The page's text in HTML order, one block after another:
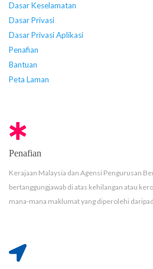
Dasar Keselamatan
Dasar Privasi
Dasar Privasi Aplikasi
Penafian
Bantuan
Peta Laman
Penafian
Kerajaan Malaysia dan Agensi Pengurusan
bertanggungjawab di atas kehilangan atau
mana-mana maklumat yang diperolehi